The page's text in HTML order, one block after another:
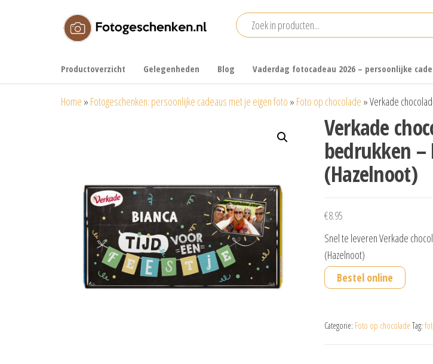
fotoproducten
Productoverzicht Gelegenheden Blog Vaderdag fotocadeau 2026 – persoonlijke
Home » Fotogeschenken: persoonlijke cadeaus met je eigen foto » Foto op chocolade »Verkade
Verkade
bedrukken –
(Hazelnoot)
€8.95
Snel te leveren Verkade
(Hazelnoot)
Bestel online
Categorie: Foto op chocolade Tag: